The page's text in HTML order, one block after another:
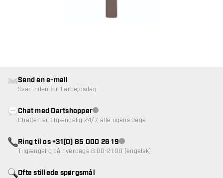
Ofte stillede spørgsmål
Send en e-mail
Svar inden for 1 arbejdsdag
Chat med DartshopperKundeservice ikke tilgængelig
Chatten er tilgængelig 24/7, alle ugens dage
Ring til os +31(0) 85 000 26 19Kundeservice ikke tilgængelig
Tilgængelig på hverdage 8:00-21:00 (engelsk)